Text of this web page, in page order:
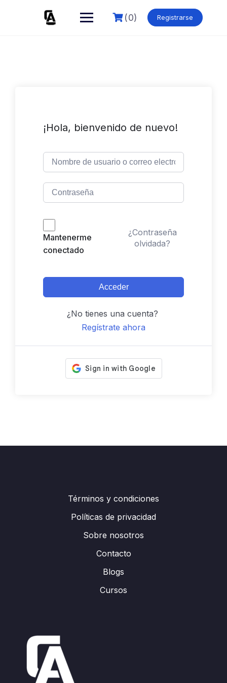
(0) Registrarse
¡Hola, bienvenido de nuevo!
Mantenerme
conectado
¿Contraseña
olvidada?
Acceder
¿No tienes una cuenta?
Regístrate ahora
Términos y condiciones
Políticas de privacidad
Sobre nosotros
Contacto
Blogs
Cursos